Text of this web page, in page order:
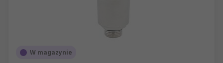
W magazynie